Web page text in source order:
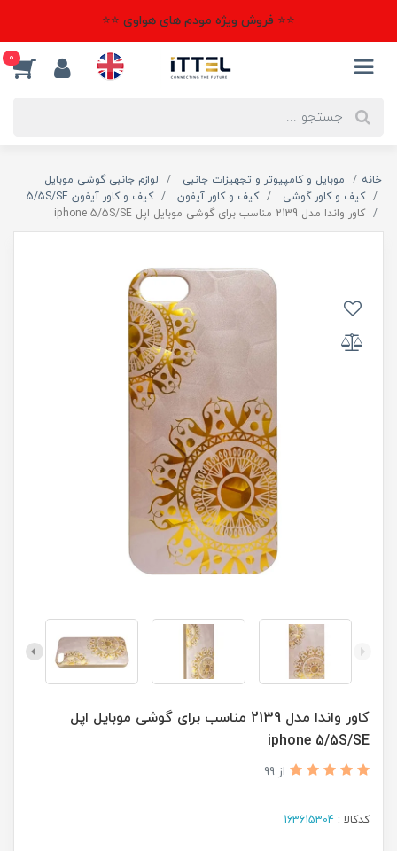
⭐⭐ فروش ویژه مودم های هواوی ⭐⭐
0
خانه موبایل و کامپیوتر و تجهیزات جانبی
لوازم جانبی گوشی موبایل
کیف و کاور گوشی
کیف و کاور آیفون
کیف و کاور آیفون 5/5S/SE
کاور واندا مدل 2139 مناسب برای گوشی موبایل اپل iphone 5/5S/SE
کاور واندا مدل 2139 مناسب برای گوشی موبایل اپل
iphone 5/5S/SE
از 99
کدکالا : 163615304